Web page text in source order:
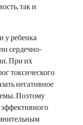
так и
у ребенка
сердечно-
При их
токсического
негативное
Поэтому